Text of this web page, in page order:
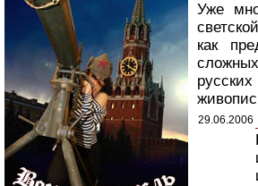
Уже
как
29.06.2006